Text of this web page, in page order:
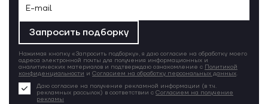
Запросить подборку
Нажимая кнопку «Запросить подборку», я даю согласие на обработку моего
адреса электронной почты для получения информационных и
аналитических материалов и подтверждаю ознакомление с Политикой
конфиденциальности и Согласием на обработку персональных данных.
Даю согласие на получение рекламной информации (в т.ч.
рекламных рассылок) в соответствии с Согласием на получение
рекламы